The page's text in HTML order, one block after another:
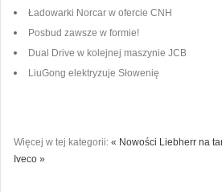
Ładowarki Norcar w ofercie CNH
Posbud zawsze w formie!
Dual Drive w kolejnej maszynie JCB
LiuGong elektryzuje Słowenię
Więcej w tej kategorii: « Nowości Liebherr na
Iveco »